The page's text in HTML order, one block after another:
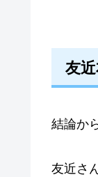
友
結論か
友近さ